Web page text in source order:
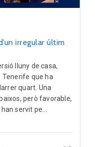
irregular últim
lluny de casa,
Tenerife que ha
quart. Una
però favorable,
servit pe...